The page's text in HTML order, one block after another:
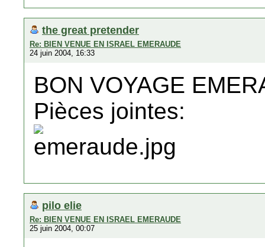
the great pretender
Re: BIEN VENUE EN ISRAEL EMERAUDE
24 juin 2004, 16:33
BON VOYAGE
Pièces jointes:
pilo elie
Re: BIEN VENUE EN ISRAEL EMERAUDE
25 juin 2004, 00:07